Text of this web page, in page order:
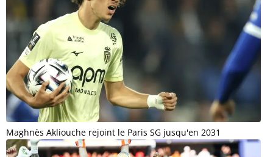
Maghnès Akliouche rejoint le Paris SG jusqu'en 2031